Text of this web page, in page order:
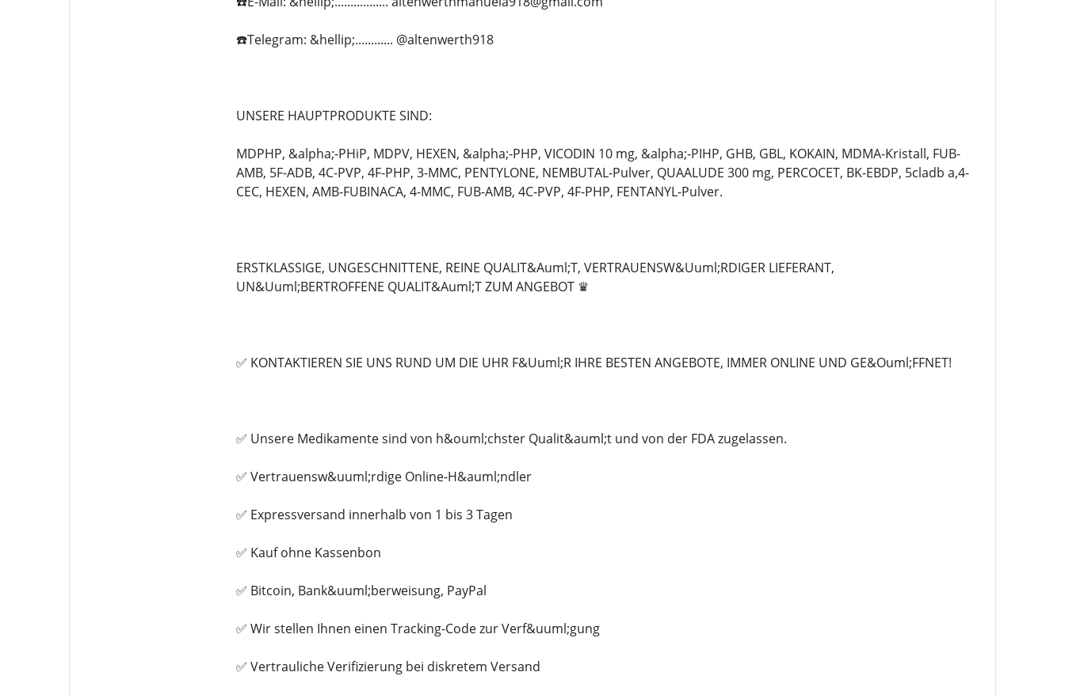
☎️Telegram: &hellip;............ @altenwerth918
UNSERE HAUPTPRODUKTE SIND:
MDPHP, &alpha;-PHiP, MDPV, HEXEN, &alpha;-PHP, VICODIN 10 mg, &alpha;-PIHP, GHB, GBL, KOKAIN, MDMA-Kristall, FUB-
AMB, 5F-ADB, 4C-PVP, 4F-PHP, 3-MMC, PENTYLONE, NEMBUTAL-Pulver, QUAALUDE 300 mg, PERCOCET, BK-EBDP, 5cladb a,4-
CEC, HEXEN, AMB-FUBINACA, 4-MMC, FUB-AMB, 4C-PVP, 4F-PHP, FENTANYL-Pulver.
ERSTKLASSIGE, UNGESCHNITTENE, REINE QUALIT&Auml;T, VERTRAUENSW&Uuml;RDIGER LIEFERANT,
UN&Uuml;BERTROFFENE QUALIT&Auml;T ZUM ANGEBOT ♛
✅ KONTAKTIEREN SIE UNS RUND UM DIE UHR F&Uuml;R IHRE BESTEN ANGEBOTE, IMMER ONLINE UND GE&Ouml;FFNET!
✅ Unsere Medikamente sind von h&ouml;chster Qualit&auml;t und von der FDA zugelassen.
✅ Vertrauensw&uuml;rdige Online-H&auml;ndler
✅ Expressversand innerhalb von 1 bis 3 Tagen
✅ Kauf ohne Kassenbon
✅ Bitcoin, Bank&uuml;berweisung, PayPal
✅ Wir stellen Ihnen einen Tracking-Code zur Verf&uuml;gung
✅ Vertrauliche Verifizierung bei diskretem Versand